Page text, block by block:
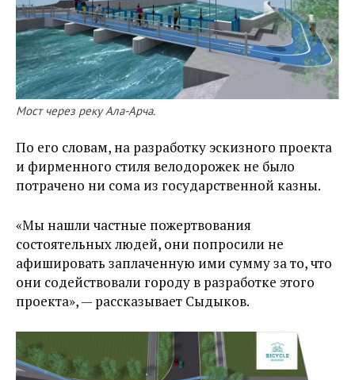
Мост через реку Ала-Арча.
По его словам, на разработку эскизного проекта
и фирменного стиля велодорожек не было
потрачено ни сома из государственной казны.
«Мы нашли частные пожертвования
состоятельных людей, они попросили не
афишировать заплаченную ими сумму за то, что
они содействовали городу в разработке этого
проекта», — рассказывает Сыдыков.